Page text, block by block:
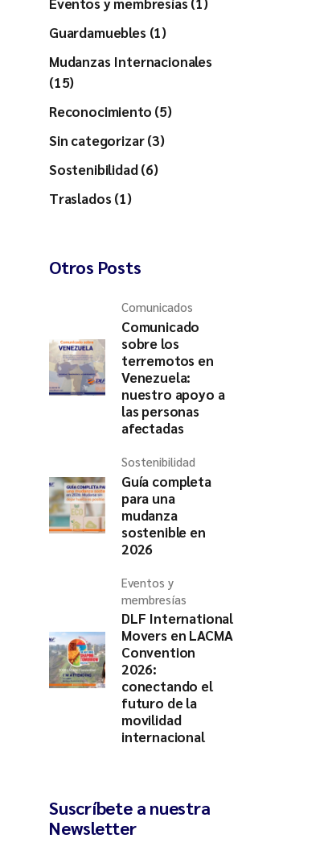
Guardamuebles (1)
Mudanzas Internacionales
(15)
Reconocimiento (5)
Sin categorizar (3)
Sostenibilidad (6)
Traslados (1)
Otros Posts
Comunicados
Comunicado
sobre los
terremotos en
Venezuela:
nuestro apoyo a
las personas
afectadas
Sostenibilidad
Guía completa
para una
mudanza
sostenible en
2026
Eventos y
membresías
DLF International
Movers en LACMA
Convention
2026:
conectando el
futuro de la
movilidad
internacional
Suscríbete a nuestra
Newsletter